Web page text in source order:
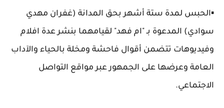
▪️الحبس لمدة ستة أشهر بحق المدانة (غفران مهدي
سوادي) المدعوة بـ "ام فهد" لقيامهما بنشر عدة افلام
وفيديوهات تتضمن أقوال فاحشة ومخلة بالحياء والآداب
العامة وعرضها على الجمهور عبر مواقع التواصل
الاجتماعي.